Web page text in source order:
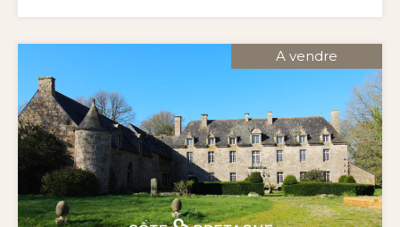
A vendre